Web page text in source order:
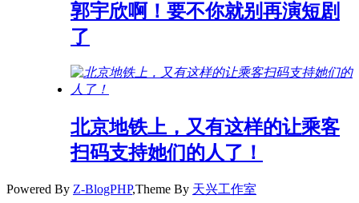
郭宇欣啊！要不你就别再演短剧
了
北京地铁上，又有这样的让乘客
扫码支持她们的人了！
Powered By Z-BlogPHP,Theme By 天兴工作室